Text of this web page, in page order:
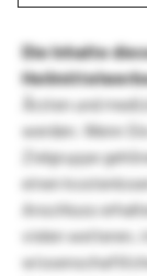
Die Inhalte
Ärzten und
werden. Wenn
Zielgruppe
einen
Anschluss
vielen weiteren,